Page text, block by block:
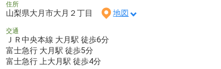
住所
山梨県大月市大月２丁目 地図
交通
ＪＲ中央本線 大月駅 徒歩6分
富士急行 大月駅 徒歩5分
富士急行 上大月駅 徒歩4分